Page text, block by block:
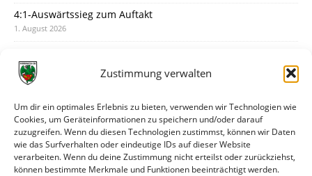
Zustimmung verwalten
Um dir ein optimales Erlebnis zu bieten, verwenden wir Technologien wie
Cookies, um Geräteinformationen zu speichern und/oder darauf
zuzugreifen. Wenn du diesen Technologien zustimmst, können wir Daten
wie das Surfverhalten oder eindeutige IDs auf dieser Website
verarbeiten. Wenn du deine Zustimmung nicht erteilst oder zurückziehst,
können bestimmte Merkmale und Funktionen beeinträchtigt werden.
4:1-Auswärtssieg zum Auftakt
1. August 2026
31. Juli 2026
30. Juli 2026
Deine Spielminute: 89+1
28. Juli 2026
Neuer Rückensponsor